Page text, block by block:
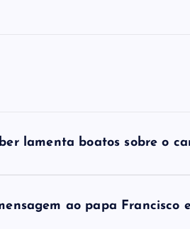
lamenta boatos sobre o
ao papa Francisco